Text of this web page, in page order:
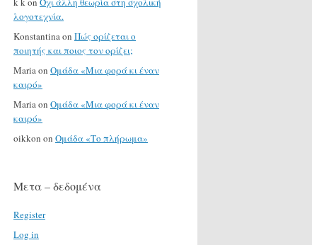
λογοτεχνία.
Konstantinaon Πώς ορίζεται ο
ποιητής και ποιος τον ορίζει;
Mariaon Ομάδα «Μια φορά κι έναν
καιρό»
Mariaon Ομάδα «Μια φορά κι έναν
καιρό»
oikkon on Ομάδα «Το πλήρωμα»
Μετα – δεδομένα
Register
Log in